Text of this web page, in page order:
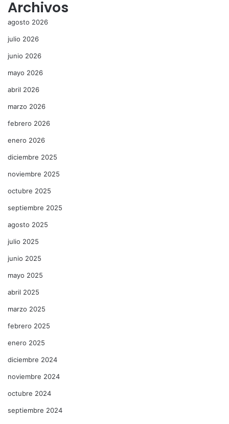
Archivos
agosto 2026
julio 2026
junio 2026
mayo 2026
abril 2026
marzo 2026
febrero 2026
enero 2026
diciembre 2025
noviembre 2025
octubre 2025
septiembre 2025
agosto 2025
julio 2025
junio 2025
mayo 2025
abril 2025
marzo 2025
febrero 2025
enero 2025
diciembre 2024
noviembre 2024
octubre 2024
septiembre 2024